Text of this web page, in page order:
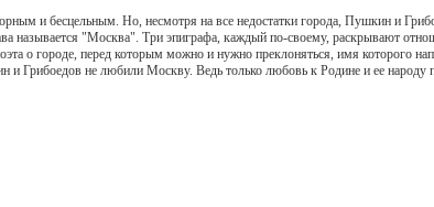
и бесцельным. Но, несмотря на все недостатки города, Пушкин и
"Москва". Три эпиграфа, каждый по-своему, раскрывают
о городе, перед которым можно и нужно преклоняться, имя которого
не любили Москву. Ведь только любовь к Родине и ее народу